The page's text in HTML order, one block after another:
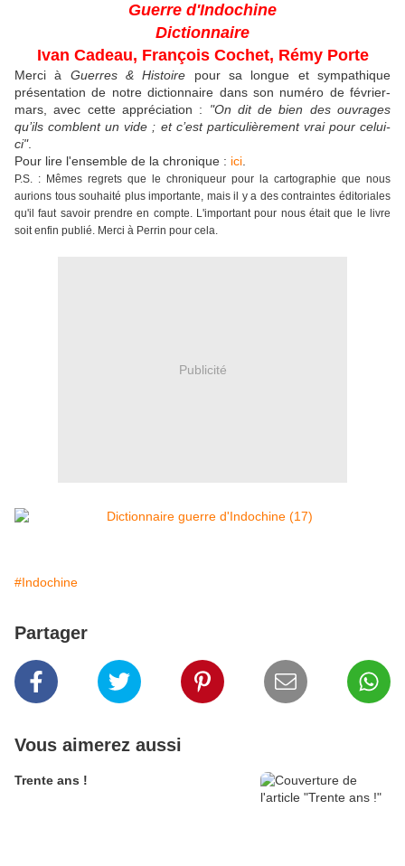
Guerre d'Indochine
Dictionnaire
Ivan Cadeau, François Cochet, Rémy Porte
Merci à Guerres & Histoire pour sa longue et sympathique
présentation de notre dictionnaire dans son numéro de février-
mars, avec cette appréciation : "On dit de bien des ouvrages
qu’ils comblent un vide ; et c’est particulièrement vrai pour celui-
ci".
Pour lire l'ensemble de la chronique : ici
P.S. : Mêmes regrets que le chroniqueur pour la cartographie que nous
aurions tous souhaité plus importante, mais il y a des contraintes éditoriales
qu'il faut savoir prendre en compte. L'important pour nous était que le livre
soit enfin publié. Merci à Perrin pour cela.
Publicité
#Indochine
Partager
Vous aimerez aussi
Trente ans !